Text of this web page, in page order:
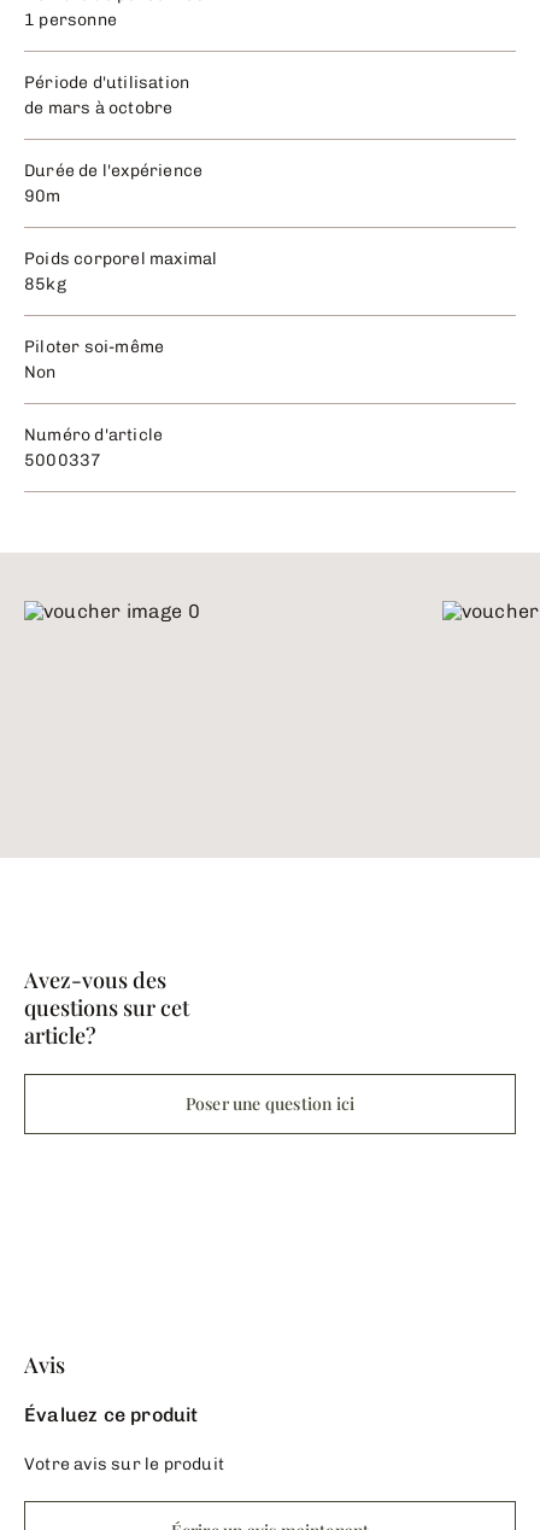
1 personne
Période d'utilisation
de mars à octobre
Durée de l'expérience
90m
Poids corporel maximal
85kg
Piloter soi-même
Non
Numéro d'article
5000337
Avez-vous des
questions sur cet
article?
Poser une question ici
Avis
Évaluez ce produit
Votre avis sur le produit